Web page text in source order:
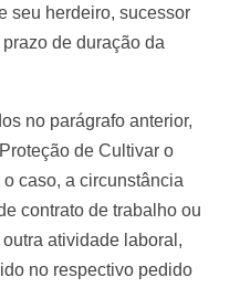
seu herdeiro, sucessor
de duração da
no parágrafo anterior,
de Cultivar o
caso, a circunstância
contrato de trabalho ou
atividade laboral,
no respectivo pedido